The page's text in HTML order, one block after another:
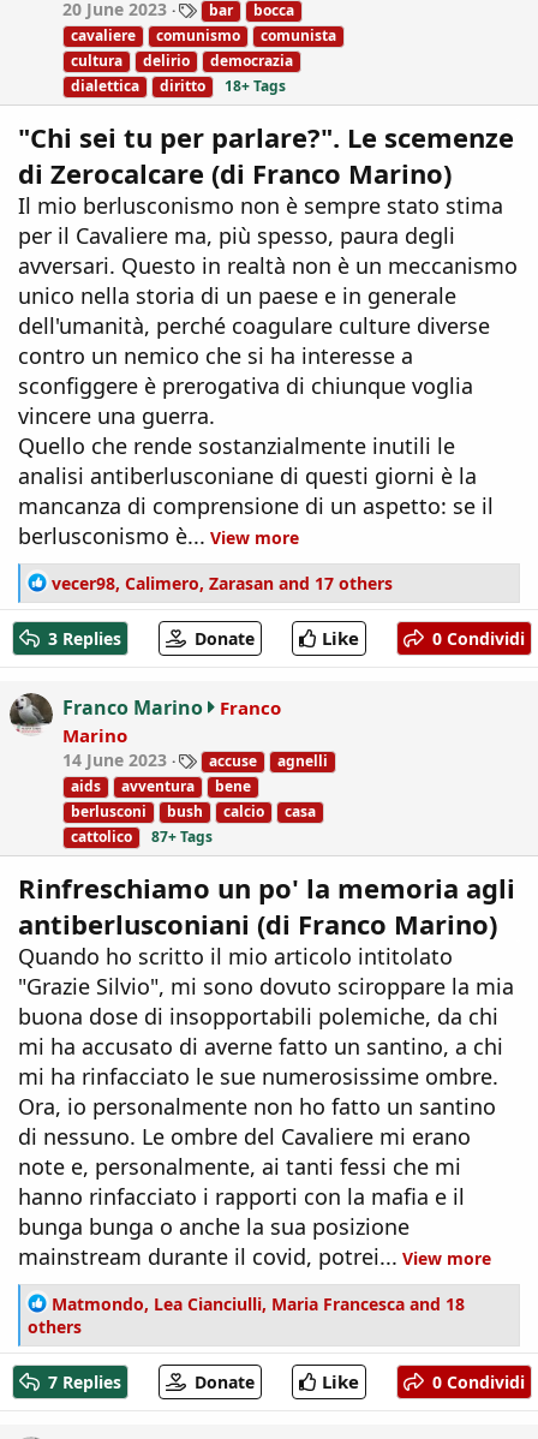
s
:
20 June 2023
T
a
g
bar
bocca
cavaliere
comunismo
comunista
cultura
delirio
democrazia
dialettica
diritto 18+ Tags
"Chi sei tu per parlare?". Le scemenze
di Zerocalcare (di Franco Marino)
Il mio berlusconismo non è sempre stato stima
per il Cavaliere ma, più spesso, paura degli
avversari. Questo in realtà non è un meccanismo
unico nella storia di un paese e in generale
dell'umanità, perché coagulare culture diverse
contro un nemico che si ha interesse a
sconfiggere è prerogativa di chiunque voglia
vincere una guerra.
Quello che rende sostanzialmente inutili le
analisi antiberlusconiane di questi giorni è la
mancanza di comprensione di un aspetto: se il
berlusconismo è... View more
R
e
a
c
t
o
vecer98, Calimero, Zarasan and 17 others
3 Replies Donate Like 0 Condividi
Franco Marino
Franco
Marino
14 June 2023
T
a
g
s
accuse
agnelli
aids
avventura
bene
berlusconi
bush calcio
casa
cattolico
87+ Tags
Rinfreschiamo un po' la memoria agli
antiberlusconiani (di Franco Marino)
Quando ho scritto il mio articolo intitolato
"Grazie Silvio", mi sono dovuto sciroppare la mia
buona dose di insopportabili polemiche, da chi
mi ha accusato di averne fatto un santino, a chi
mi ha rinfacciato le sue numerosissime ombre.
Ora, io personalmente non ho fatto un santino
di nessuno. Le ombre del Cavaliere mi erano
note e, personalmente, ai tanti fessi che mi
hanno rinfacciato i rapporti con la mafia e il
bunga bunga o anche la sua posizione
mainstream durante il covid, potrei... View more
R
e
a
c
t
i
Matmondo, Lea Cianciulli, Maria Francesca and 18
others
7 Replies Donate Like 0 Condividi